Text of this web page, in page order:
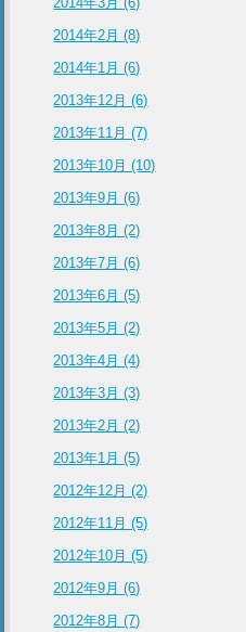
2014年2月 (8)
2014年1月 (6)
2013年12月 (6)
2013年11月 (7)
2013年10月 (10)
2013年9月 (6)
2013年8月 (2)
2013年7月 (6)
2013年6月 (5)
2013年5月 (2)
2013年4月 (4)
2013年3月 (3)
2013年2月 (2)
2013年1月 (5)
2012年12月 (2)
2012年11月 (5)
2012年10月 (5)
2012年9月 (6)
2012年8月 (7)